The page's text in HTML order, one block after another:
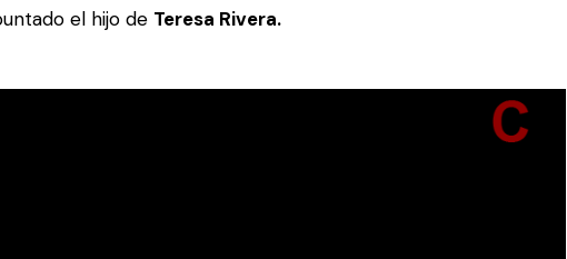
el hijo de Teresa Rivera.